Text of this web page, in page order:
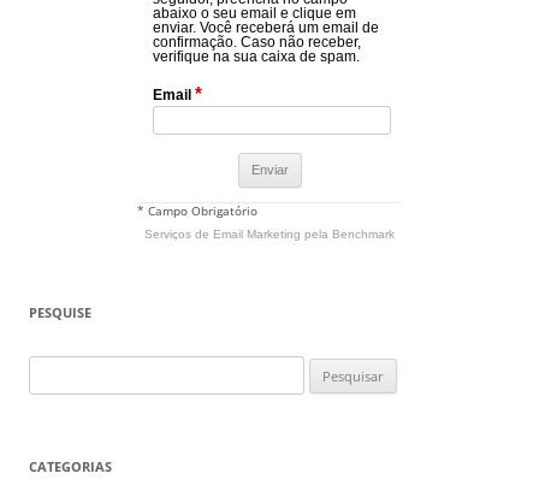
abaixo o seu email e clique em
enviar. Você receberá um email de
confirmação. Caso não receber,
verifique na sua caixa de spam.
Email *
* Campo Obrigatório
Serviços de Email Marketing pela Benchmark
PESQUISE
por:
CATEGORIAS